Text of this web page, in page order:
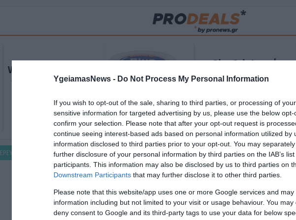
YgeiamasNews - Do Not Process My Personal Information
If you wish to opt-out of the sale, sharing to third parties, or processing of
sensitive information for targeted advertising by us, please use the below
confirm your selection. Please note that after your opt-out request is
continue seeing interest-based ads based on personal information utilized by
information disclosed to third parties prior to your opt-out. You may
further disclosure of your personal information by third parties on the IAB’s
participants. This information may also be disclosed by us to third parties on
Downstream Participants that may further disclose it to other third parties.
Please note that this website/app uses one or more Google services and
information including but not limited to your visit or usage behaviour. You
deny consent to Google and its third-party tags to use your data for below
Valsamo gel για μυϊκούς
πόνους 50ml 1+1 ΔΩΡΟ
ΑΓΟΡΑΣΕ ΤΟ
Blue Gel: Φυσική
ανακούφιση & χαλάρωση
ΑΓΟΡΑΣΕ ΤΟ
ΦΑΡΜΑΚΕΙΑ